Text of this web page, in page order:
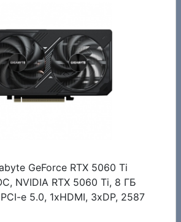
GeForce RTX 5060 Ti
NVIDIA RTX 5060 Ti, 8 ГБ
e 5.0, 1xHDMI, 3xDP, 2587